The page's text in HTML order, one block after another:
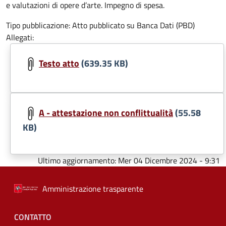
e valutazioni di opere d’arte. Impegno di spesa.
Tipo pubblicazione:Atto pubblicato su Banca Dati (PBD)
Allegati:
Testo atto(639.35 KB)
A - attestazione non conflittualità(55.58
KB)
Ultimo aggiornamento:Mer 04 Dicembre 2024 - 9:31
Amministrazione trasparente
Menu piè di pagina
CONTATTO